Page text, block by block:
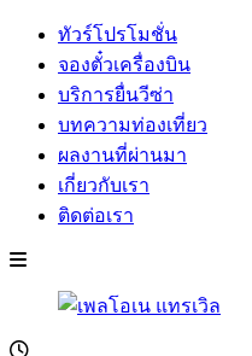
ทัวร์โปรโมชั่น
จองตั๋วเครื่องบิน
บริการยื่นวีซ่า
บทความท่องเที่ยว
ผลงานที่ผ่านมา
เกี่ยวกับเรา
ติดต่อเรา